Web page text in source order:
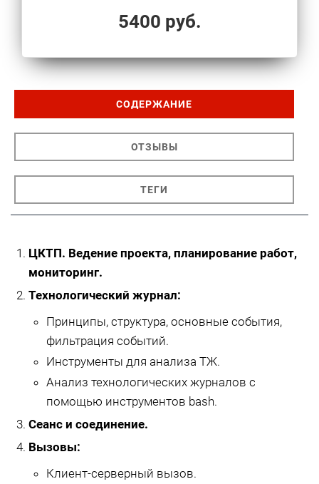
5400 руб.
СОДЕРЖАНИЕ
ОТЗЫВЫ
ТЕГИ
ЦКТП. Ведение проекта, планирование работ,
мониторинг.
Технологический журнал:
Принципы, структура, основные события,
фильтрация событий.
Инструменты для анализа ТЖ.
Анализ технологических журналов с
помощью инструментов bash.
Сеанс и соединение.
Вызовы:
Клиент-серверный вызов.